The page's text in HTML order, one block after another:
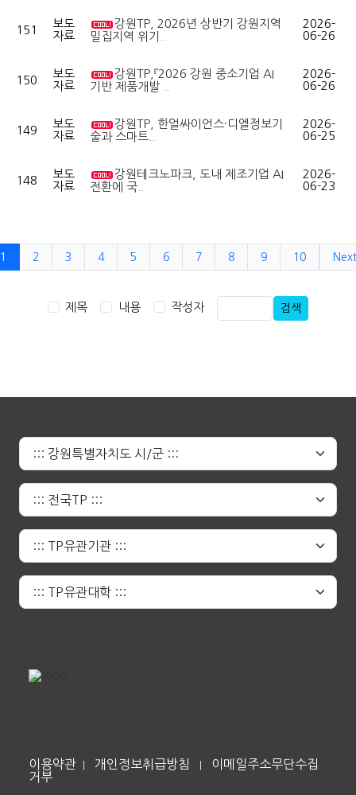
151
보도
자료
강원TP, 2026년 상반기 강원지역
밀집지역 위기..
2026-
06-26
150
보도
자료
강원TP,『2026 강원 중소기업 AI
기반 제품개발 ..
2026-
06-26
149
보도
자료
강원TP, 한얼싸이언스·디엘정보기
술과 스마트..
2026-
06-25
148
보도
자료
강원테크노파크, 도내 제조기업 AI
전환에 국..
2026-
06-23
1 2 3 4 5 6 7 8 9 10 Next
제목 내용 작성자 검색
이용약관 개인정보취급방침
이메일주소무단수집
거부